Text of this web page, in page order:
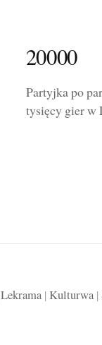
20000
Partyjka po
tysięcy gier w
Lekrama| Kulturwa|